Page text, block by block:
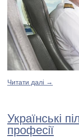
Читати далі →
Українські
професії